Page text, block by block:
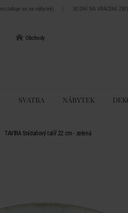
se na nábytek) | 30 DNÍ NA VRÁCENÍ
Obchody
SVATBA NÁBYTEK
TAVIRA Snídaňový talíř 22 cm - zelená